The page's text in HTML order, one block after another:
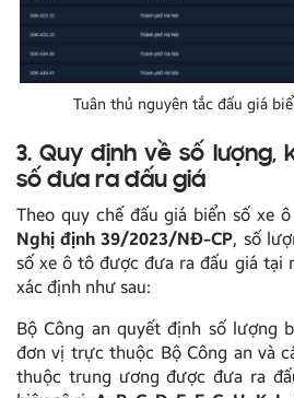
Tuân thủ nguyên tắc đấu giá
3. Quy định về số lượng,
số đưa ra đấu giá
Theo quy chế đấu giá biển số xe
Nghị định 39/2023/NĐ-CP, số
số xe ô tô được đưa ra đấu giá tại
xác định như sau:
Bộ Công an quyết định số lượng
đơn vị trực thuộc Bộ Công an và
thuộc trung ương được đưa ra